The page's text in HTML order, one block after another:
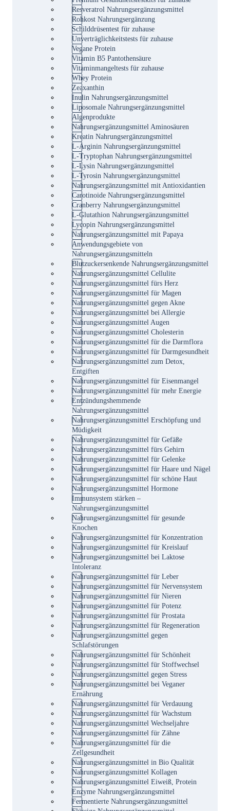
Resveratrol Nahrungsergänzungsmittel
Rohkost Nahrungsergänzung
Schilddrüsentest für zuhause
Unverträglichkeitstests für zuhause
Vegane Protein
Vitamin B5 Pantothensäure
Vitaminmangeltests für zuhause
Whey Protein
Zeaxanthin
Inulin Nahrungsergänzungsmittel
Liposomale Nahrungsergänzungsmittel
Algenprodukte
Nahrungsergänzungsmittel Aminosäuren
Kreatin Nahrungsergänzungsmittel
L-Arginin Nahrungsergänzungsmittel
L-Tryptophan Nahrungsergänzungsmittel
L-Lysin Nahrungsergänzungsmittel
L-Tyrosin Nahrungsergänzungsmittel
Nahrungsergänzungsmittel mit Antioxidantien
Carotinoide Nahrungsergänzungsmittel
Cranberry Nahrungsergänzungsmittel
L-Glutathion Nahrungsergänzungsmittel
Lycopin Nahrungsergänzungsmittel
Nahrungsergänzungsmittel mit Papaya
Anwendungsgebiete von
Nahrungsergänzungsmitteln
Blutzuckersenkende Nahrungsergänzungsmittel
Nahrungsergänzungsmittel Cellulite
Nahrungsergänzungsmittel fürs Herz
Nahrungsergänzungsmittel für Magen
Nahrungsergänzungsmittel gegen Akne
Nahrungsergänzungsmittel bei Allergie
Nahrungsergänzungsmittel Augen
Nahrungsergänzungsmittel Cholesterin
Nahrungsergänzungsmittel für die Darmflora
Nahrungsergänzungsmittel für Darmgesundheit
Nahrungsergänzungsmittel zum Detox,
Entgiften
Nahrungsergänzungsmittel für Eisenmangel
Nahrungsergänzungsmittel für mehr Energie
Entzündungshemmende
Nahrungsergänzungsmittel
Nahrungsergänzungsmittel Erschöpfung und
Müdigkeit
Nahrungsergänzungsmittel für Gefäße
Nahrungsergänzungsmittel fürs Gehirn
Nahrungsergänzungsmittel für Gelenke
Nahrungsergänzungsmittel für Haare und Nägel
Nahrungsergänzungsmittel für schöne Haut
Nahrungsergänzungsmittel Hormone
Immunsystem stärken –
Nahrungsergänzungsmittel
Nahrungsergänzungsmittel für gesunde
Knochen
Nahrungsergänzungsmittel für Konzentration
Nahrungsergänzungsmittel für Kreislauf
Nahrungsergänzungsmittel bei Laktose
Intoleranz
Nahrungsergänzungsmittel für Leber
Nahrungsergänzungsmittel für Nervensystem
Nahrungsergänzungsmittel für Nieren
Nahrungsergänzungsmittel für Potenz
Nahrungsergänzungsmittel für Prostata
Nahrungsergänzungsmittel für Regeneration
Nahrungsergänzungsmittel gegen
Schlafstörungen
Nahrungsergänzungsmittel für Schönheit
Nahrungsergänzungsmittel für Stoffwechsel
Nahrungsergänzungsmittel gegen Stress
Nahrungsergänzungsmittel bei Veganer
Ernährung
Nahrungsergänzungsmittel für Verdauung
Nahrungsergänzungsmittel für Wachstum
Nahrungsergänzungsmittel Wechseljahre
Nahrungsergänzungsmittel für Zähne
Nahrungsergänzungsmittel für die
Zellgesundheit
Nahrungsergänzungsmittel in Bio Qualität
Nahrungsergänzungsmittel Kollagen
Nahrungsergänzungsmittel Eiweiß, Protein
Enzyme Nahrungsergänzungsmittel
Fermentierte Nahrungsergänzungsmittel